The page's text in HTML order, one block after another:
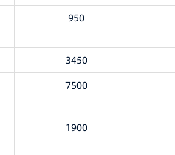
950
3450
7500
1900